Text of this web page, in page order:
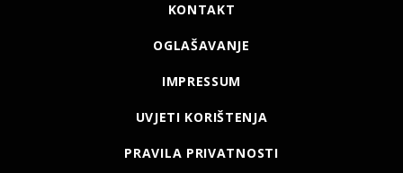
KONTAKT
OGLAŠAVANJE
IMPRESSUM
UVJETI KORIŠTENJA
PRAVILA PRIVATNOSTI